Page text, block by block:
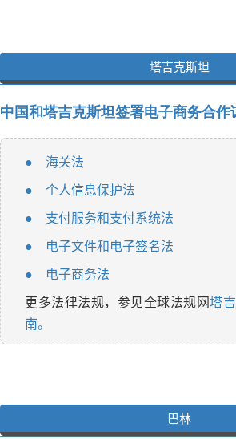
塔吉克斯坦
中国和塔吉克斯坦签署电子商务合作
● 海关法
● 个人信息保护法
● 支付服务和支付系统法
● 电子文件和电子签名法
●
电子商务法
更多法律法规，参见全球法规网塔
南。
巴林